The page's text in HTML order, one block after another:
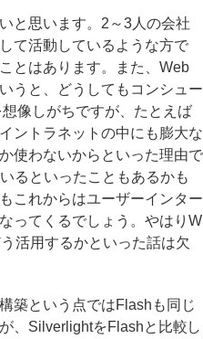
と思います。2～3人の会社
て活動しているような方で
とはあります。また、Web
うと、どうしてもコンシュー
像しがちですが、たとえば
ントラネットの中にも膨大な
使わないからといった理由で
るといったこともあるかも
これからはユーザーインター
ってくるでしょう。やはりW
活用するかといった話は欠
築という点ではFlashも同じ
、SilverlightをFlashと比較し